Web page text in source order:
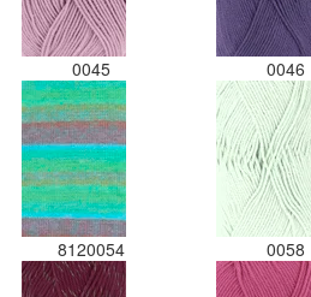
0045 0046
8120054 0058